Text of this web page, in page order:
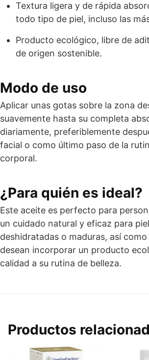
Textura ligera y de rápida
todo tipo de piel, incluso las
Producto ecológico, libre de
de origen sostenible.
Modo de uso
Aplicar unas gotas sobre la zona
suavemente hasta su completa
diariamente, preferiblemente
facial o como último paso de la
corporal.
¿Para quién es ideal?
Este aceite es perfecto para
un cuidado natural y eficaz para
deshidratadas o maduras, así
desean incorporar un producto
calidad a su rutina de belleza.
Productos